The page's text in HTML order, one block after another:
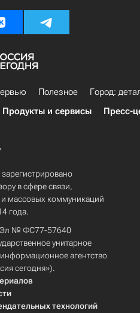
Полезное
Город:
Продукты и сервисы Пресс-
в сфере связи,
массовых коммуникаций
года.
Эл № ФС77-57640
унитарное
агентство
сегодня»).
технологий